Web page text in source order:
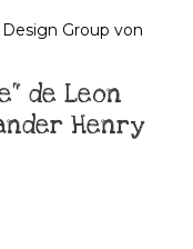
de Leon
Henry